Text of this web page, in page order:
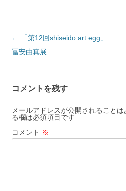
投
稿
ゲ
ー
シ
ョ
←
「第12回shiseido art egg」
冨安由真展
コメントを残す
メールアドレスが公開されることは
る欄は必須項目です
コメント ※